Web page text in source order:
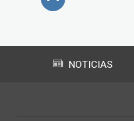
NOTICIAS